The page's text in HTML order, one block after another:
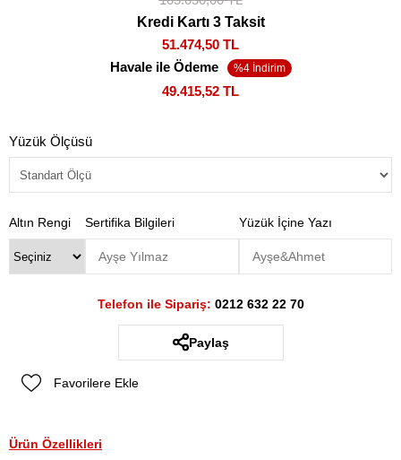
Kredi Kartı 3 Taksit
51.474,50 TL
Havale ile Ödeme
49.415,52 TL
Yüzük Ölçüsü
Altın Rengi Sertifika Bilgileri Yüzük İçine Yazı
Telefon ile Sipariş: 0212 632 22 70
Paylaş
Favorilere Ekle
Ürün Özellikleri